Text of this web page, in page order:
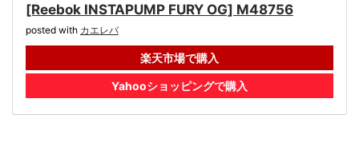
[Reebok INSTAPUMP FURY OG] M48756
posted with カエレバ
楽天市場で購入
Yahooショッピングで購入